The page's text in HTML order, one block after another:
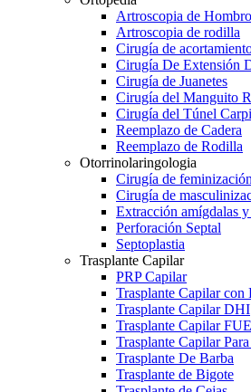
Artroscopia de Hombro
Artroscopia de rodilla
Cirugía de
Cirugía De Extensión
Cirugía de Juanetes
Cirugía del Manguito
Cirugía del Túnel
Reemplazo de Cadera
Reemplazo de Rodilla
Otorrinolaringologia
Cirugía de
Cirugía de
Extracción amígdalas
Perforación Septal
Septoplastia
Trasplante Capilar
PRP Capilar
Trasplante Capilar con
Trasplante Capilar DHI
Trasplante Capilar FUE
Trasplante Capilar
Trasplante De Barba
Trasplante de Bigote